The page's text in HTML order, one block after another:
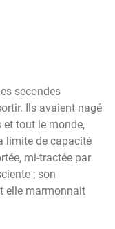
secondes
Ils avaient nagé
et tout le monde,
limite de capacité
mi-tractée par
; son
elle marmonnait